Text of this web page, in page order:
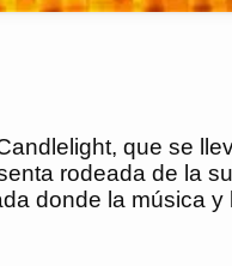
que se
rodeada de la
donde la música